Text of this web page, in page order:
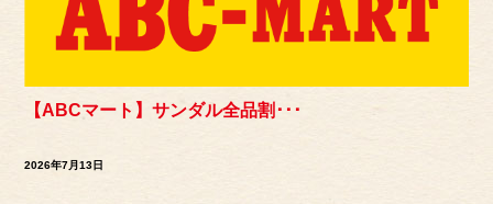
【ABCマート】サンダル全品割･･･
2026年7月13日